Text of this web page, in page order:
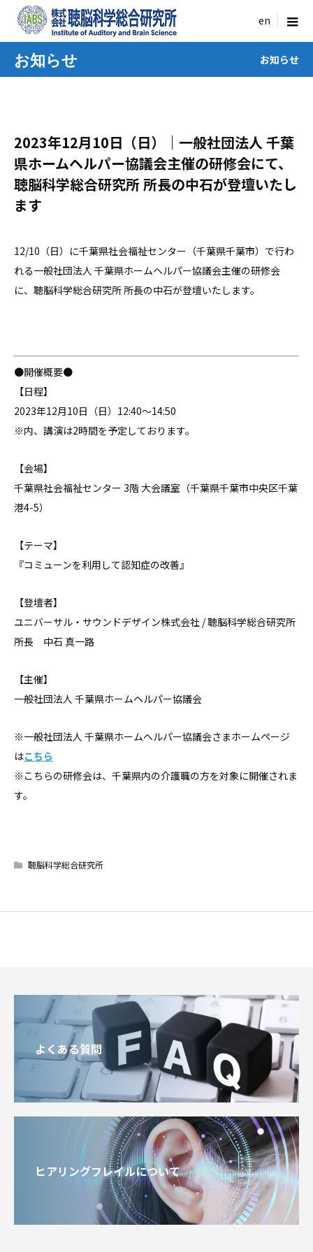
menu
お知らせ お知らせ
2023年12月10日（日）｜一般社団法人 千葉
県ホームヘルパー協議会主催の研修会にて、
聴脳科学総合研究所 所長の中石が登壇いたし
ます
12/10（日）に千葉県社会福祉センター（千葉県千葉市）で行わ
れる一般社団法人 千葉県ホームヘルパー協議会主催の研修会
に、聴脳科学総合研究所 所長の中石が登壇いたします。
●開催概要●
【日程】
2023年12月10日（日）12:40〜14:50
※内、講演は2時間を予定しております。
【会場】
千葉県社会福祉センター 3階 大会議室（千葉県千葉市中央区千葉
港4-5）
【テーマ】
『コミューンを利用して認知症の改善』
【登壇者】
ユニバーサル・サウンドデザイン株式会社 / 聴脳科学総合研究所
所長 中石 真一路
【主催】
一般社団法人 千葉県ホームヘルパー協議会
※一般社団法人 千葉県ホームヘルパー協議会さまホームページ
はこちら
※こちらの研修会は、千葉県内の介護職の方を対象に開催されま
す。
聴脳科学総合研究所
よくある質問
ヒアリングフレイルについて